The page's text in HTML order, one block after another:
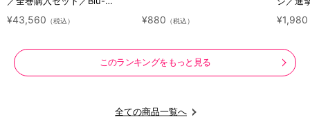
ray（アニまるっ！オリジナル
¥43,560 （税込） ¥880 （税込）
ラクタ
¥1,980
このランキングをもっと見る
全ての商品一覧へ